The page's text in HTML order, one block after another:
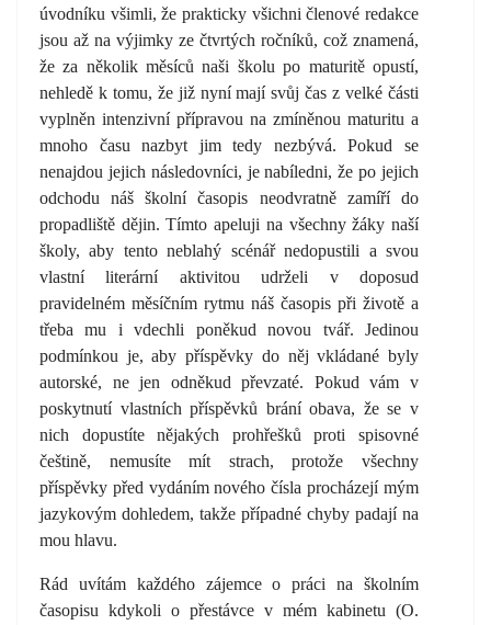
úvodníku všimli, že prakticky všichni členové redakce
jsou až na výjimky ze čtvrtých ročníků, což znamená,
že za několik měsíců naši školu po maturitě opustí,
nehledě k tomu, že již nyní mají svůj čas z velké části
vyplněn intenzivní přípravou na zmíněnou maturitu a
mnoho času nazbyt jim tedy nezbývá. Pokud se
nenajdou jejich následovníci, je nabíledni, že po jejich
odchodu náš školní časopis neodvratně zamíří do
propadliště dějin. Tímto apeluji na všechny žáky naší
školy, aby tento neblahý scénář nedopustili a svou
vlastní literární aktivitou udrželi v doposud
pravidelném měsíčním rytmu náš časopis při životě a
třeba mu i vdechli poněkud novou tvář. Jedinou
podmínkou je, aby příspěvky do něj vkládané byly
autorské, ne jen odněkud převzaté. Pokud vám v
poskytnutí vlastních příspěvků brání obava, že se v
nich dopustíte nějakých prohřešků proti spisovné
češtině, nemusíte mít strach, protože všechny
příspěvky před vydáním nového čísla procházejí mým
jazykovým dohledem, takže případné chyby padají na
mou hlavu.
Rád uvítám každého zájemce o práci na školním
časopisu kdykoli o přestávce v mém kabinetu (O.